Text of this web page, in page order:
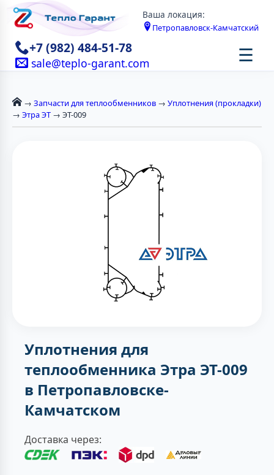
Ваша локация:
Петропавловск-Камчатский
+7 (982) 484-51-78
sale@teplo-garant.com ☰
→ Запчасти для теплообменников → Уплотнения (прокладки)
→ Этра ЭТ → ЭТ-009
Уплотнения для
теплообменника Этра ЭТ-009
в Петропавловске-
Камчатском
Доставка через: